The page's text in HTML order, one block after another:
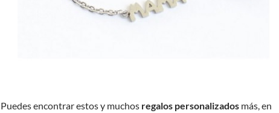
Puedes encontrar estos y muchos regalos personalizados más, en